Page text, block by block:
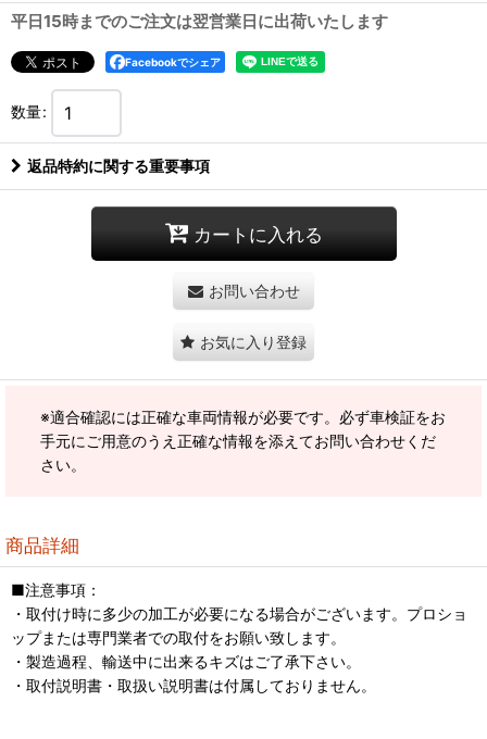
平日15時までのご注文は翌営業日に出荷いたします
Facebookでシェア
数量:
返品特約に関する重要事項
カートに入れる
お問い合わせ
お気に入り登録
※適合確認には正確な車両情報が必要です。必ず車検証をお
手元にご用意のうえ正確な情報を添えてお問い合わせくだ
さい。
商品詳細
■注意事項：
・取付け時に多少の加工が必要になる場合がございます。プロショ
ップまたは専門業者での取付をお願い致します。
・製造過程、輸送中に出来るキズはご了承下さい。
・取付説明書・取扱い説明書は付属しておりません。